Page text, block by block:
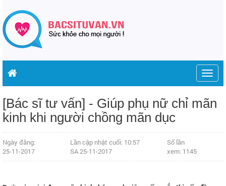
[Bác sĩ tư vấn] - Giúp phụ nữ chỉ mãn
kinh khi người chồng mãn dục
Ngày đăng:
25-11-2017
Lần cập nhật cuối: 10:57
SA 25-11-2017
Số lần
xem: 1145